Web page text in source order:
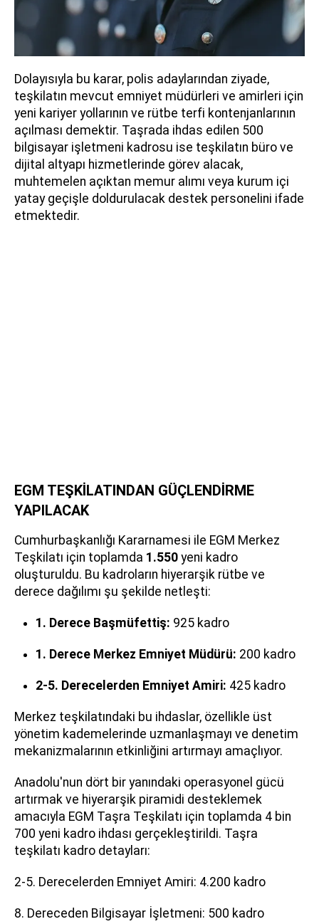
Dolayısıyla bu karar, polis adaylarından ziyade,
teşkilatın mevcut emniyet müdürleri ve amirleri için
yeni kariyer yollarının ve rütbe terfi kontenjanlarının
açılması demektir. Taşrada ihdas edilen 500
bilgisayar işletmeni kadrosu ise teşkilatın büro ve
dijital altyapı hizmetlerinde görev alacak,
muhtemelen açıktan memur alımı veya kurum içi
yatay geçişle doldurulacak destek personelini ifade
etmektedir.
EGM TEŞKİLATINDAN GÜÇLENDİRME
YAPILACAK
Cumhurbaşkanlığı Kararnamesi ile EGM Merkez
Teşkilatı için toplamda 1.550 yeni kadro
oluşturuldu. Bu kadroların hiyerarşik rütbe ve
derece dağılımı şu şekilde netleşti:
1. Derece Başmüfettiş: 925 kadro
1. Derece Merkez Emniyet Müdürü: 200 kadro
2-5. Derecelerden Emniyet Amiri: 425 kadro
Merkez teşkilatındaki bu ihdaslar, özellikle üst
yönetim kademelerinde uzmanlaşmayı ve denetim
mekanizmalarının etkinliğini artırmayı amaçlıyor.
Anadolu'nun dört bir yanındaki operasyonel gücü
artırmak ve hiyerarşik piramidi desteklemek
amacıyla EGM Taşra Teşkilatı için toplamda 4 bin
700 yeni kadro ihdası gerçekleştirildi. Taşra
teşkilatı kadro detayları:
2-5. Derecelerden Emniyet Amiri: 4.200 kadro
8. Dereceden Bilgisayar İşletmeni: 500 kadro